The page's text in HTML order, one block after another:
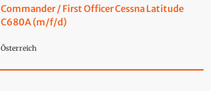
Commander / First Officer Cessna Latitude
C680A (m/f/d)
Österreich